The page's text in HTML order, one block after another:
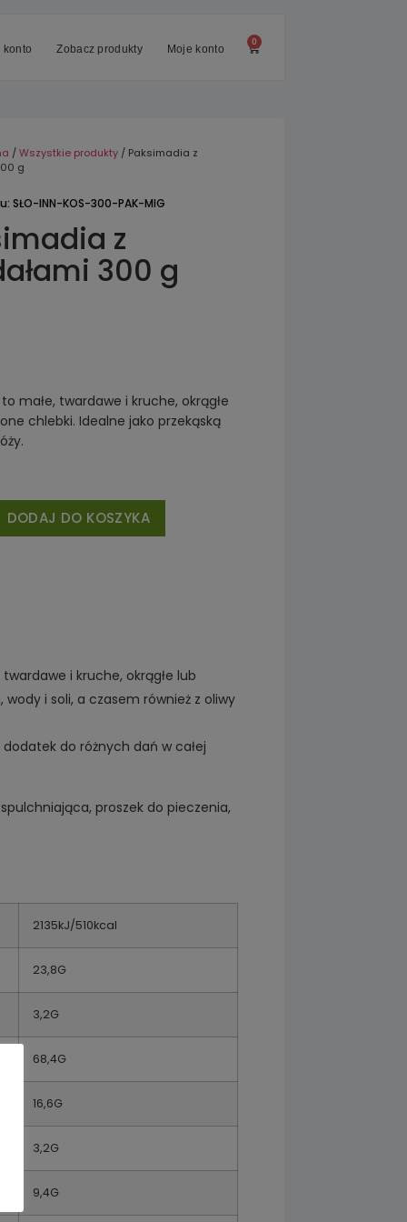
konto Zobacz produkty Moje konto
0
/Wszystkie produkty / Paksimadia z
g
SŁO-INN-KOS-300-PAK-MIG
z
300 g
małe, twardawe i kruche, okrągłe
chlebki. Idealne jako przekąską
DODAJ DO KOSZYKA
i kruche, okrągłe lub
i soli, a czasem również z oliwy
do różnych dań w całej
proszek do pieczenia,
2135kJ/510kcal
23,8G
3,2G
68,4G
16,6G
3,2G
9,4G